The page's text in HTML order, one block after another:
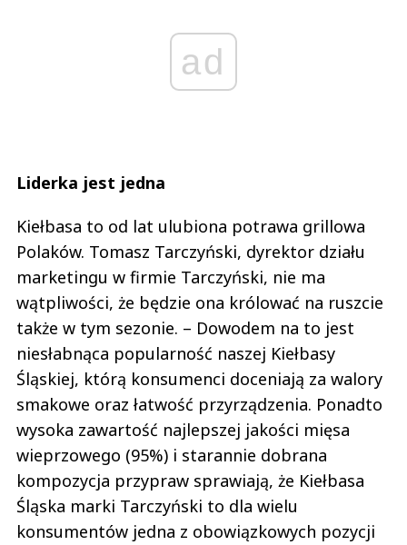
ad
Liderka jest jedna
Kiełbasa to od lat ulubiona potrawa grillowa
Polaków. Tomasz Tarczyński, dyrektor działu
marketingu w firmie Tarczyński, nie ma
wątpliwości, że będzie ona królować na ruszcie
także w tym sezonie. – Dowodem na to jest
niesłabnąca popularność naszej Kiełbasy
Śląskiej, którą konsumenci doceniają za walory
smakowe oraz łatwość przyrządzenia. Ponadto
wysoka zawartość najlepszej jakości mięsa
wieprzowego (95%) i starannie dobrana
kompozycja przypraw sprawiają, że Kiełbasa
Śląska marki Tarczyński to dla wielu
konsumentów jedna z obowiązkowych pozycji